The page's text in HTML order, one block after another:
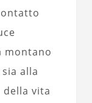
montano
alla
vita